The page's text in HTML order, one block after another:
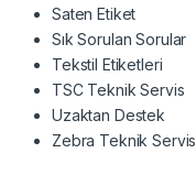
Saten Etiket
Sık Sorulan Sorular
Tekstil Etiketleri
TSC Teknik Servis
Uzaktan Destek
Zebra Teknik Servis